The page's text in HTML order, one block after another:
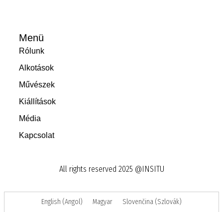
Menü
Rólunk
Alkotások
Művészek
Kiállítások
Média
Kapcsolat
All rights reserved 2025 @INSITU
English (Angol) Magyar Slovenčina (Szlovák)